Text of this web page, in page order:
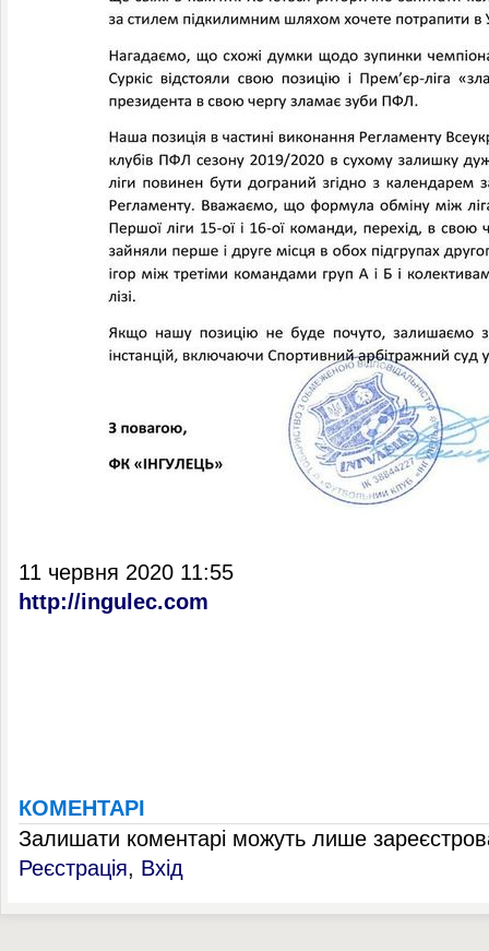
11 червня 2020 11:55
http://ingulec.com
КОМЕНТАРІ
Залишати коментарі можуть лише
Реєстрація, Вхід